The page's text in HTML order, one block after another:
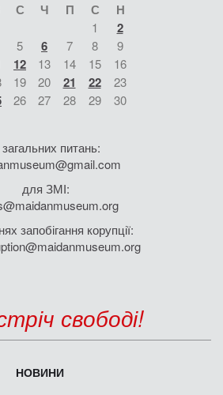
С Ч П С Н
1 2
5 6 7 8
9
12 13 14 15
16
19 20 21 22
23
26 27 28 29
30
загальних питань:
для ЗМІ:
запобігання корупції:
свободі!
НОВИНИ